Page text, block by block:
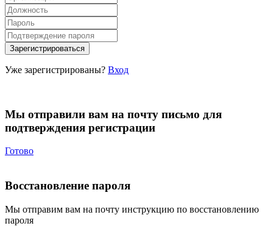
Уже зарегистрированы? Вход
Мы отправили вам на почту письмо для
подтверждения регистрации
Готово
Восстановление пароля
Мы отправим вам на почту инструкцию по восстановлению
пароля